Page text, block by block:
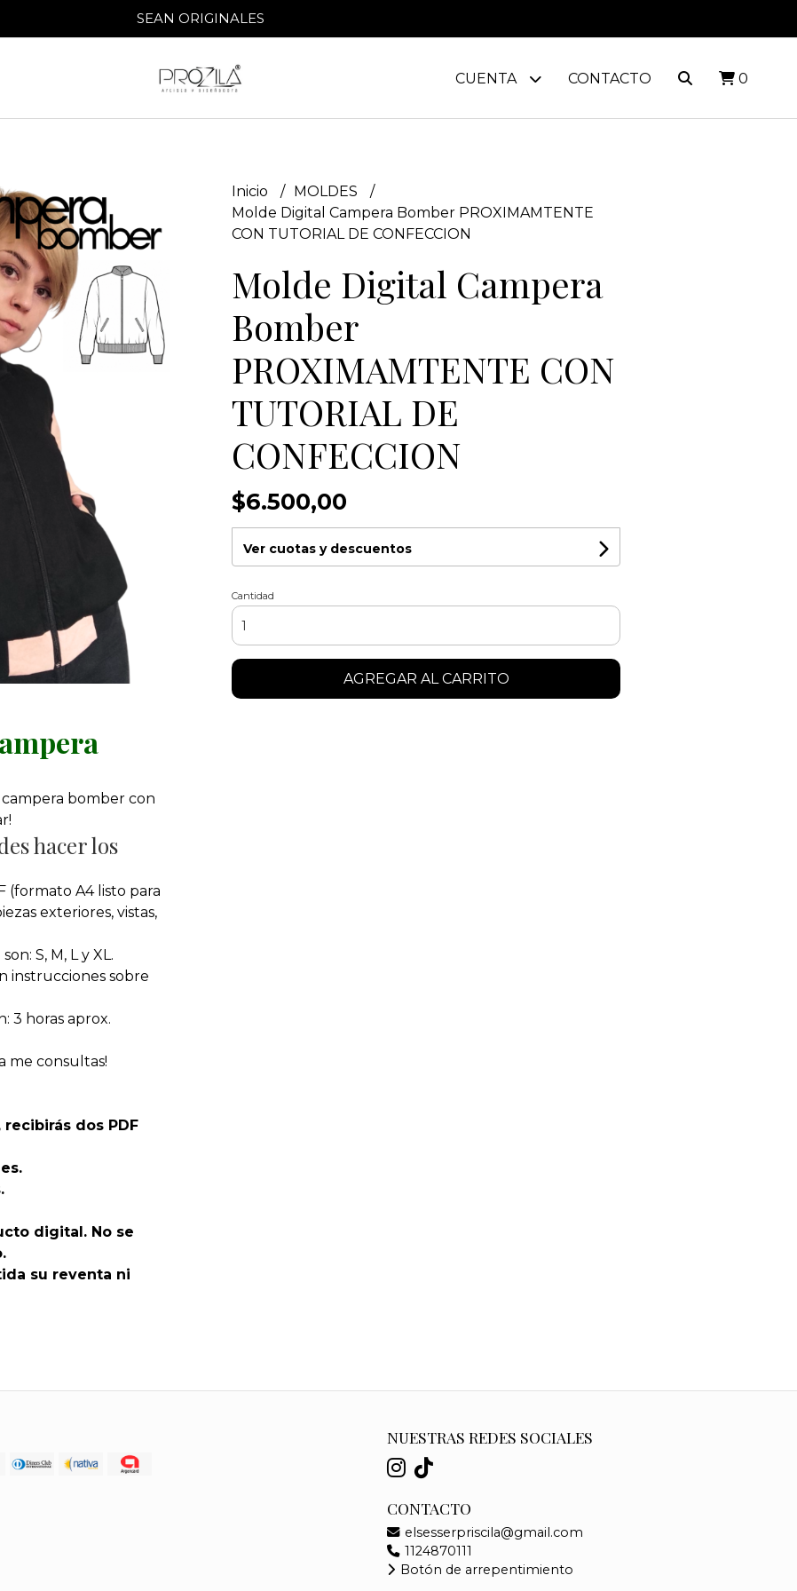
SEAN ORIGINALES
CUENTA CONTACTO 0
bomber con
hacer los
(formato A4 listo para
exteriores, vistas,
S, M, L y XL.
instrucciones sobre
3 horas aprox.
me consultas!
dos PDF
digital. No se
su reventa ni
Inicio
MOLDES
Molde Digital Campera Bomber PROXIMAMTENTE
CON TUTORIAL DE CONFECCION
Molde Digital Campera
Bomber
PROXIMAMTENTE CON
TUTORIAL DE
CONFECCION
$6.500,00
Ver cuotas y descuentos
Cantidad
AGREGAR AL CARRITO
NUESTRAS REDES SOCIALES
CONTACTO
elsesserpriscila@gmail.com
1124870111
Botón de arrepentimiento